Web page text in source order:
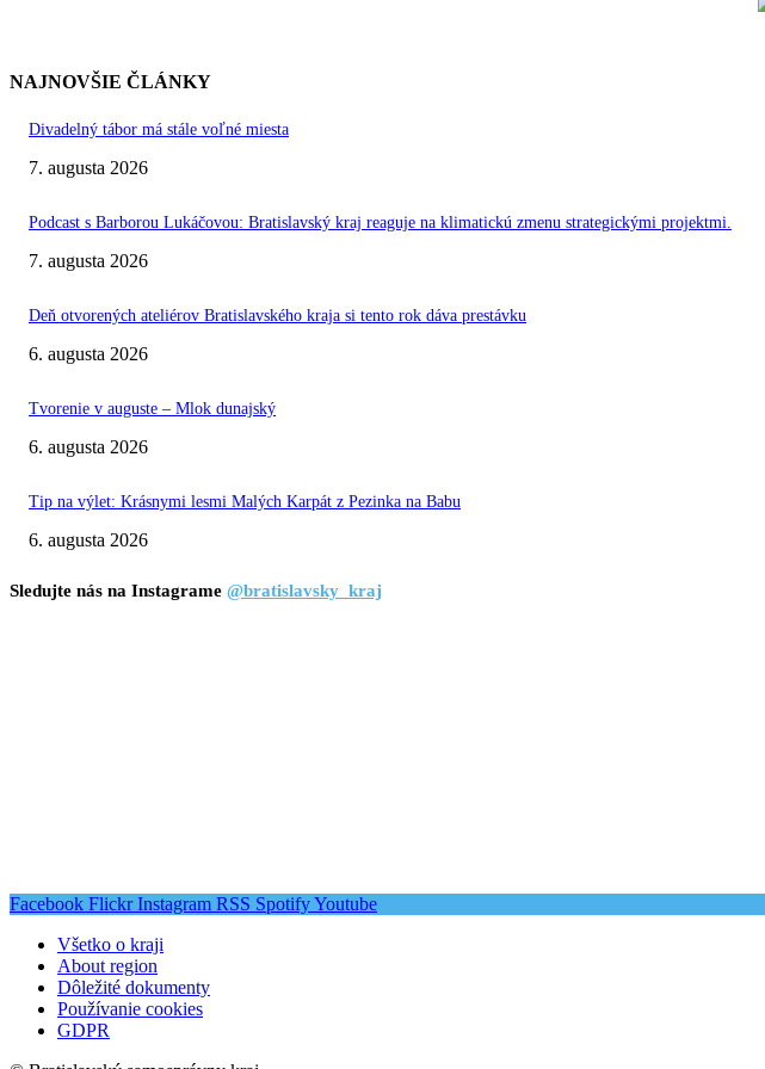
NAJNOVŠIE ČLÁNKY
Divadelný tábor má stále voľné miesta
7. augusta 2026
Podcast s Barborou Lukáčovou: Bratislavský kraj reaguje na klimatickú zmenu strategickými projektmi.
7. augusta 2026
Deň otvorených ateliérov Bratislavského kraja si tento rok dáva prestávku
6. augusta 2026
Tvorenie v auguste – Mlok dunajský
6. augusta 2026
Tip na výlet: Krásnymi lesmi Malých Karpát z Pezinka na Babu
6. augusta 2026
Sledujte nás na Instagrame @bratislavsky_kraj
Facebook Flickr Instagram RSS SpotifyYoutube
Všetko o kraji
About region
Dôležité dokumenty
Používanie cookies
GDPR